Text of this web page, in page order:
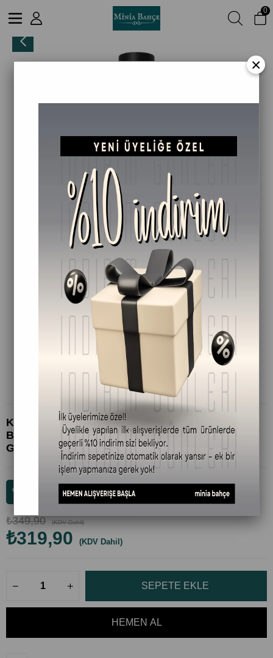
0
Kadınlara Özel Doğal Şampuan – Biberiye &
Bitkisel Özler | Dökülme Karşıtı ve Saç
Güçlendirici – 400 ml
%
₺349,90 (KDV Dahil)
₺319,90 (KDV Dahil)
×